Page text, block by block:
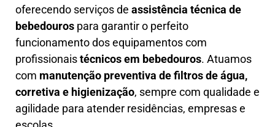
oferecendo serviços de assistência técnica de
bebedouros para garantir o perfeito
funcionamento dos equipamentos com
profissionaistécnicos em bebedouros. Atuamos
com manutenção preventiva de filtros de água,
corretiva e higienização, sempre com qualidade e
agilidade para atender residências, empresas e